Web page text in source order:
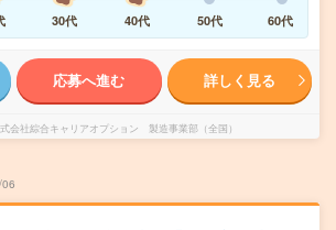
30代 40代 50代 60代
応募へ進む 詳しく見る
会社綜合キャリアオプション 製造事業部（全国）